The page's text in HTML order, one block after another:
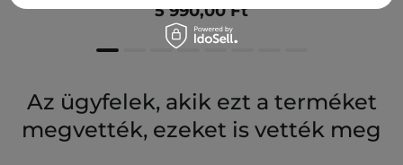
5 990,00 Ft
Az ügyfelek, akik ezt a terméket
megvették, ezeket is vették meg